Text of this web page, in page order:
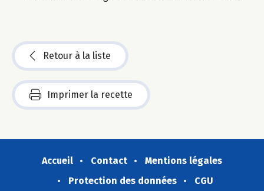
Retour à la liste
Imprimer la recette
Accueil Contact
Mentions légales
Protection des données
CGU